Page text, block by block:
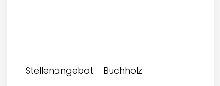
Stellenangebot Buchholz